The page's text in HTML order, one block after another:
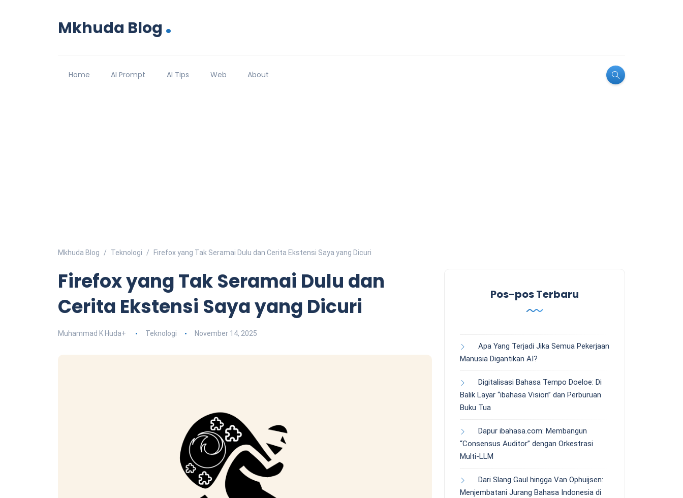
Mkhuda Blog .
Home AI Prompt AI Tips Web About
Mkhuda Blog Teknologi Firefox yang Tak Seramai Dulu dan Cerita Ekstensi Saya yang Dicuri
Firefox yang Tak Seramai Dulu dan
Cerita Ekstensi Saya yang Dicuri
Muhammad K Huda+ Teknologi November 14, 2025
Pos-pos Terbaru
Apa Yang Terjadi Jika Semua Pekerjaan
Manusia Digantikan AI?
Digitalisasi Bahasa Tempo Doeloe: Di
Balik Layar “ibahasa Vision” dan Perburuan
Buku Tua
Dapur ibahasa.com: Membangun
“Consensus Auditor” dengan Orkestrasi
Multi-LLM
Dari Slang Gaul hingga Van Ophuijsen:
Menjembatani Jurang Bahasa Indonesia di